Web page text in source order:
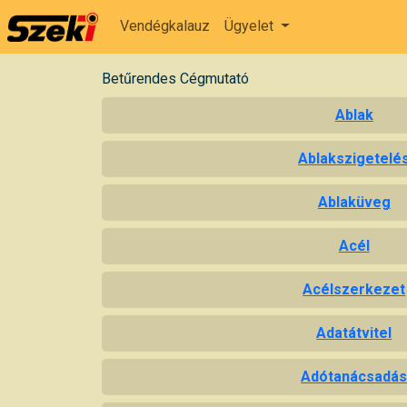
Vendégkalauz Ügyelet
Betűrendes Cégmutató
Ablak
Ablaküveg
Acél
Acélszerkezet
Adatátvitel
Adótanácsadás